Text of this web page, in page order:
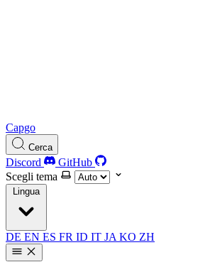
Capgo
Cerca
Discord
GitHub
Scegli tema
Lingua
DE EN ES FR ID IT JA KO ZH